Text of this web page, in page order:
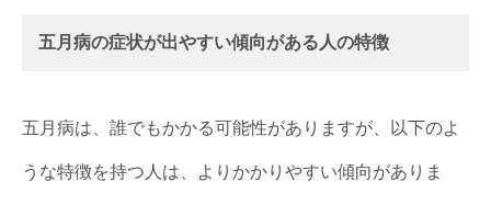
五月病の症状が出やすい傾向がある人の特徴
五月病は、誰でもかかる可能性がありますが、以下のよ
うな特徴を持つ人は、よりかかりやすい傾向がありま